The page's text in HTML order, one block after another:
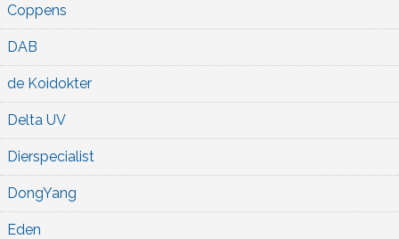
Coppens
DAB
de Koidokter
Delta UV
Dierspecialist
DongYang
Eden